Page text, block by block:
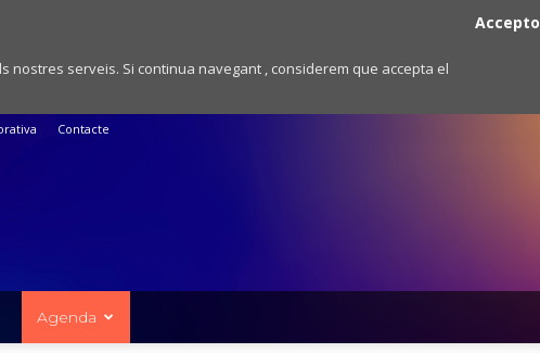
nostres serveis. Si continua navegant , considerem que accepta el
Accepto
Contacte
Agenda